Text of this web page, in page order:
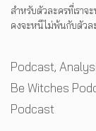
สำหรับตัวละครที่เรา
คงจะหนีไม่พ้นกับตัวล
Categories
Podcast,
Tags
Be Witches
Podcast